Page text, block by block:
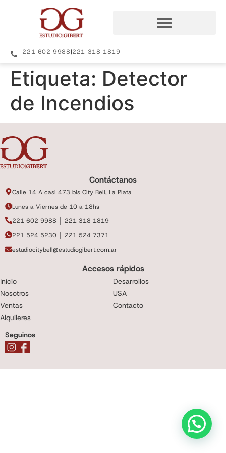
221 602 9988|221 318 1819
Etiqueta: Detector
de Incendios
Contáctanos
Calle 14 A casi 473 bis City Bell, La Plata
Lunes a Viernes de 10 a 18hs
221 602 9988 │ 221 318 1819
221 524 5230 │ 221 524 7371
estudiocitybell@estudiogibert.com.ar
Accesos rápidos
Inicio
Nosotros
Ventas
Alquileres
Desarrollos
USA
Contacto
Seguinos